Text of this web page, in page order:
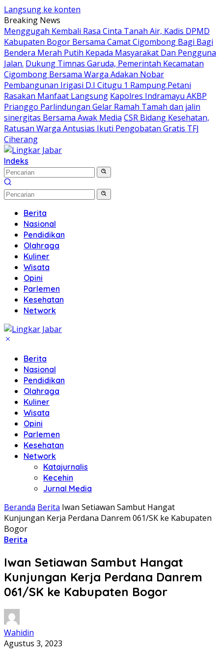
Langsung ke konten
Breaking News
Menggugah Kembali Rasa Cinta Tanah Air, Kadis DPMD
Kabupaten Bogor Bersama Camat Cigombong Bagi Bagi
Bendera Merah Putih Kepada Masyarakat Dan Pengguna
Jalan. Dukung Timnas Garuda, Pemerintah Kecamatan
Cigombong Bersama Warga Adakan Nobar
Pembangunan Irigasi D.I Citugu 1 Rampung.Petani
Rasakan Manfaat Langsung Kapolres Indramayu AKBP
Prianggo Parlindungan Gelar Ramah Tamah dan jalin
sinergitas Bersama Awak Media CSR Bidang Kesehatan,
Ratusan Warga Antusias Ikuti Pengobatan Gratis TFJ
Ciherang
Indeks
Berita
Nasional
Pendidikan
Olahraga
Kuliner
Wisata
Opini
Parlemen
Kesehatan
Network
Berita
Nasional
Pendidikan
Olahraga
Kuliner
Wisata
Opini
Parlemen
Kesehatan
Network
Katajurnalis
Kecehin
Jurnal Media
Beranda Berita Iwan Setiawan Sambut Hangat
Kunjungan Kerja Perdana Danrem 061/SK ke Kabupaten
Bogor
Berita
Iwan Setiawan Sambut Hangat
Kunjungan Kerja Perdana Danrem
061/SK ke Kabupaten Bogor
Wahidin
Agustus 3, 2023